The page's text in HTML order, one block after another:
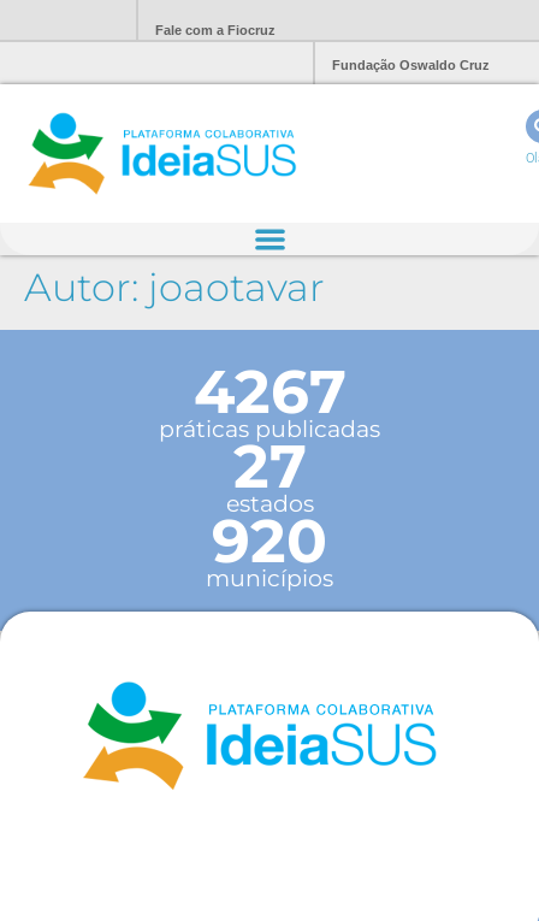
Fale com a Fiocruz
Fundação Oswaldo Cruz
Autor: joaotavar
4267
práticas publicadas
27
estados
920
municípios